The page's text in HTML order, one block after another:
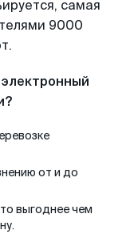
самая
9000
от и до
выгоднее чем